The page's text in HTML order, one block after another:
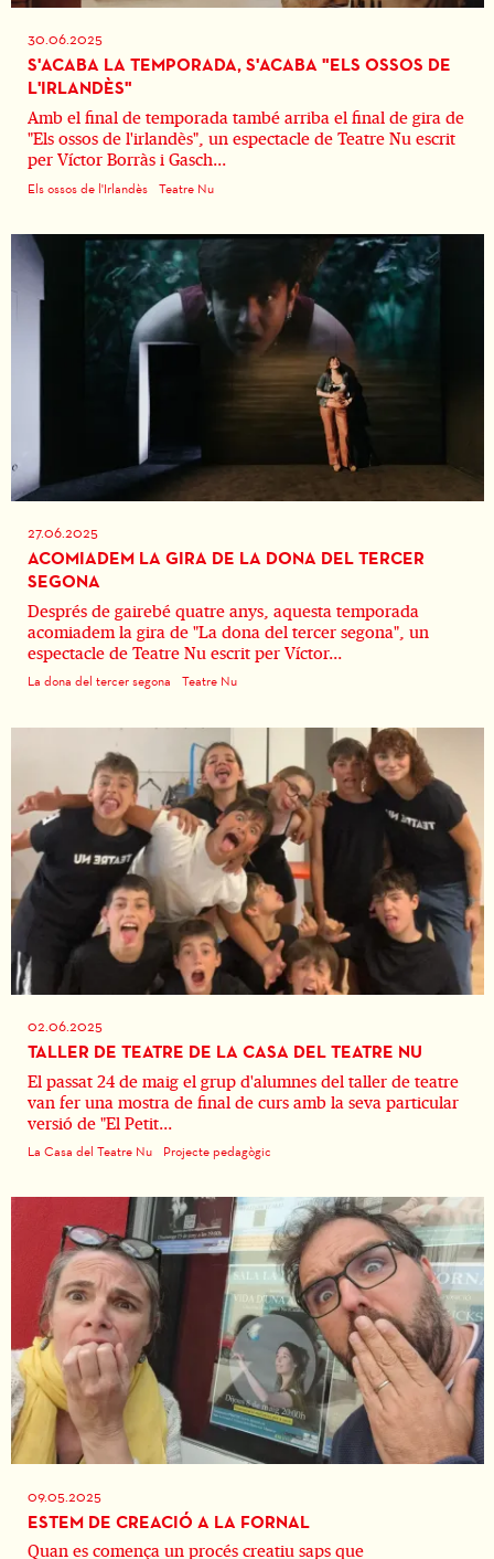
30.06.2025
S'ACABA LA TEMPORADA, S'ACABA "ELS OSSOS DE
L'IRLANDÈS"
Amb el final de temporada també arriba el final de gira de
"Els ossos de l'irlandès", un espectacle de Teatre Nu escrit
per Víctor Borràs i Gasch...
Els ossos de l'Irlandès Teatre Nu
27.06.2025
ACOMIADEM LA GIRA DE LA DONA DEL TERCER
SEGONA
Després de gairebé quatre anys, aquesta temporada
acomiadem la gira de "La dona del tercer segona", un
espectacle de Teatre Nu escrit per Víctor...
La dona del tercer segona Teatre Nu
02.06.2025
TALLER DE TEATRE DE LA CASA DEL TEATRE NU
El passat 24 de maig el grup d'alumnes del taller de teatre
van fer una mostra de final de curs amb la seva particular
versió de "El Petit...
La Casa del Teatre Nu Projecte pedagògic
09.05.2025
ESTEM DE CREACIÓ A LA FORNAL
Quan es comença un procés creatiu saps que